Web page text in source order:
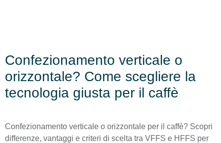
Confezionamento verticale o
orizzontale? Come scegliere la
tecnologia giusta per il caffè
Confezionamento verticale o orizzontale per il caffè? Scopri
differenze, vantaggi e criteri di scelta tra VFFS e HFFS per